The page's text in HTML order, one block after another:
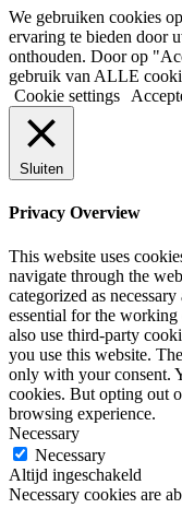
We gebruiken cookies
ervaring te bieden door
onthouden. Door op
gebruik van ALLE
Cookie settings
Sluiten
Privacy Overview
This website uses
navigate through the
categorized as
essential for the
also use third-party
you use this website.
only with your consent.
cookies. But opting out
browsing experience.
Necessary
Necessary
Altijd ingeschakeld
Necessary cookies are